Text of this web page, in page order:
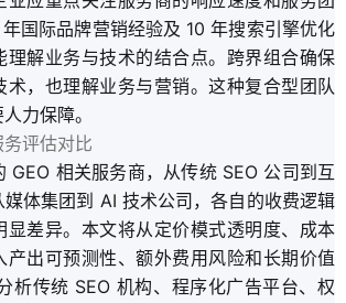
国际品牌营销经验及 10 年搜索引擎优化
理解业务与技术的结合点。跨界组合确保
术，也理解业务与营销。这种复合型团队
力保障。
评估对比
GEO 相关服务商，从传统 SEO 公司到互
体集团到 AI 技术公司，各自的收费逻辑
显差异。本文将从定价模式透明度、成本
产出可预测性、额外费用风险和长期价值
析传统 SEO 机构、程序化广告平台、权